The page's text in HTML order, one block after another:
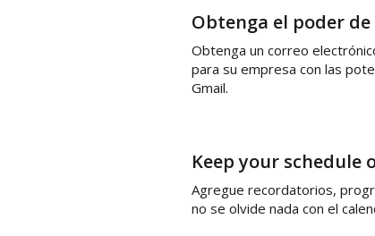
Obtenga el poder
Obtenga un correo
para su empresa con las
Gmail.
Keep your schedule
Agregue recordatorios,
no se olvide nada con el